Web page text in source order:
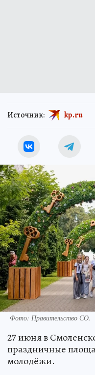
Источник: kp.ru
Фото: Правительство СО.
27 июня в
праздничные
молодёжи.